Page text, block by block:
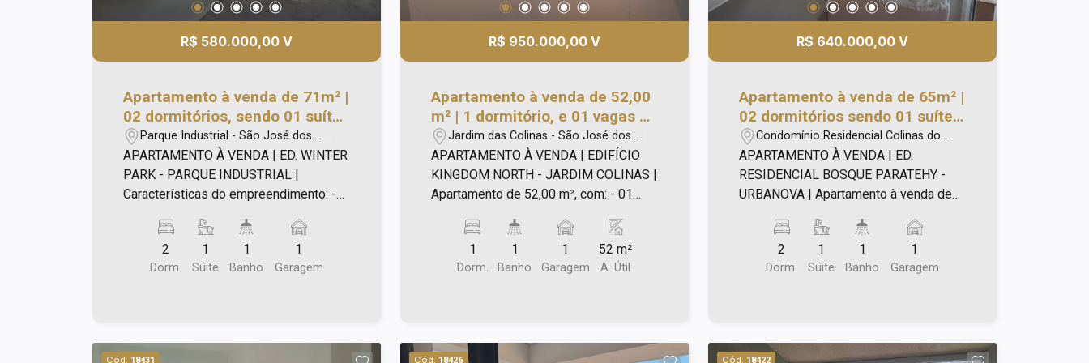
R$ 580.000,00 V
Apartamento à venda de 71m² |
02 dormitórios, sendo 01 suíte
e 01 vaga de garagem | Edifício
Winter Park - Parque Industrial
| São José dos Campos |
Parque Industrial - São José dos
Campos/SP
APARTAMENTO À VENDA | ED. WINTER
PARK - PARQUE INDUSTRIAL |
Características do empreendimento: -
Andar (Sacadas com Sol da Manhã ou
Tarde); - 02 Elevadores; - Vagas de
Garagem no Térreo e Subsolo; - Todo
Brinquedoteca); - 05 Vagas de
2
Dorm.
1
Suite
1
Banho
1
Garagem
R$ 950.000,00 V
Apartamento à venda de 52,00
m² | 1 dormitório, e 01 vagas de
garagem | Lançamento
Kingdom North - Jardim
Colinas | São José dos Campos
|
Jardim das Colinas - São José dos
Campos/SP
APARTAMENTO À VENDA | EDIFÍCIO
KINGDOM NORTH - JARDIM COLINAS |
Apartamento de 52,00 m², com: - 01
varanda e cozinha; - Churrasqueira na
varanda; - Preparação para ar-
condicionado em todos ambientes; -
infantil; - Espaço gourmet; - Espaço pet;
1
Dorm.
1
Banho
1
Garagem
52 m²
A. Útil
R$ 640.000,00 V
Apartamento à venda de 65m² |
02 dormitórios sendo 01 suíte
e 01 vaga de garagem | Edifício
Residencial Bosque Paratehy-
Urbanova | São José dos
Campos |
Condomínio Residencial Colinas do
Paratehy - São José dos Campos/SP
APARTAMENTO À VENDA | ED.
RESIDENCIAL BOSQUE PARATEHY -
URBANOVA | Apartamento à venda de
01 suíte; - Sala; - Cozinha; - Lavanderia;
- Escritorio; - 01 vaga de garagem.
2
Dorm.
1
Suite
1
Banho
1
Garagem
Cód. 18431 Cód. 18426 Cód. 18422